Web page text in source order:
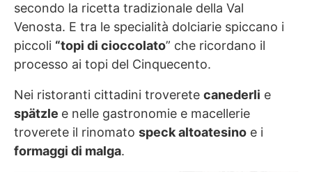
secondo la ricetta tradizionale della Val
Venosta. E tra le specialità dolciarie spiccano i
piccoli “topi di cioccolato” che ricordano il
processo ai topi del Cinquecento.
Nei ristoranti cittadini troverete canederli e
spätzle e nelle gastronomie e macellerie
troverete il rinomato speck altoatesino e i
formaggi di malga.